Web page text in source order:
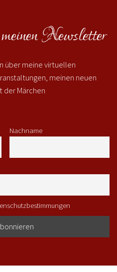
Newsletter
über meine virtuellen
meinen neuen
der Märchen
Nachname